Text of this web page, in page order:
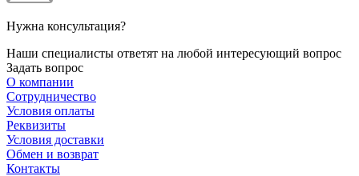
Нужна консультация?
Наши специалисты ответят на любой интересующий вопрос
Задать вопрос
О компании
Сотрудничество
Условия оплаты
Реквизиты
Условия доставки
Обмен и возврат
Контакты